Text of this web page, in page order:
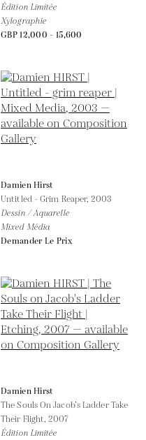
Édition Limitée
Xylographie
GBP 12,000 - 15,600
Damien Hirst
Untitled - Grim Reaper,2003
Dessin / Aquarelle
Mixed Média
Demander Le Prix
Damien Hirst
The Souls On Jacob’s Ladder Take
Their Flight,2007
Édition Limitée